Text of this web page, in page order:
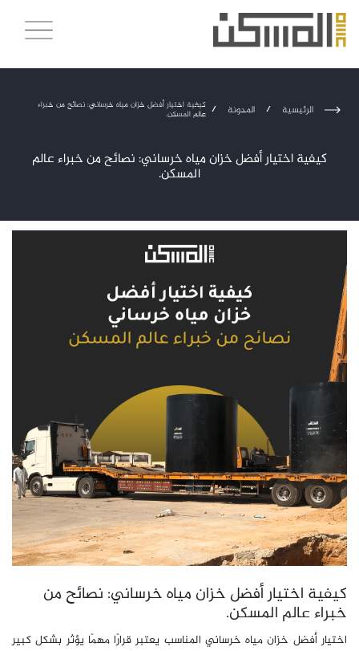
الرئيسية / المدونة / كيفية اختيار أفضل خزان مياه خرساني: نصائح من خبراء
عالم المسكن.
كيفية اختيار أفضل خزان مياه خرساني: نصائح من خبراء عالم
المسكن.
كيفية اختيار أفضل خزان مياه خرساني: نصائح من
خبراء عالم المسكن.
اختيار أفضل خزان مياه خرساني المناسب يعتبر قرارًا مهمًا يؤثر بشكل كبير